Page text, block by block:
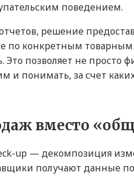
поведением.
решение
по конкретным
Это позволяет не просто
и понимать, за счет
вместо
up — декомпозиция
получают данные